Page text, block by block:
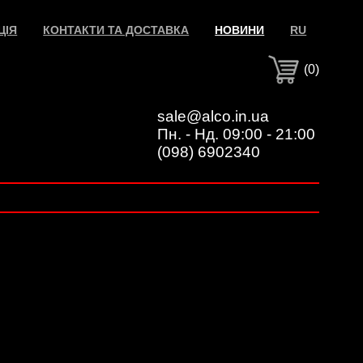
КОНТАКТИ ТА ДОСТАВКА НОВИНИ RU
(0)
sale@alco.in.ua
Пн. - Нд. 09:00 - 21:00
(098) 6902340